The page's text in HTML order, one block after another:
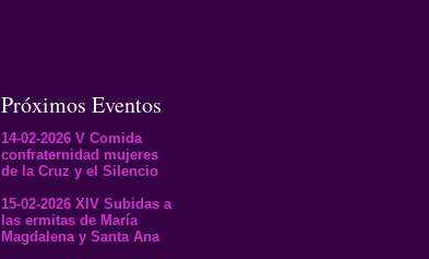
Próximos Eventos
14-02-2026 V Comida
confraternidad mujeres
de la Cruz y el Silencio
15-02-2026 XIV Subidas a
las ermitas de María
Magdalena y Santa Ana